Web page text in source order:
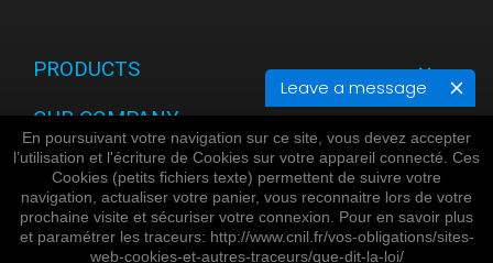
Leave a message
PRODUCTS
OUR COMPANY
YOUR ACCOUNT
STORE INFORMATION
En poursuivant votre navigation sur ce site, vous devez accepter
l’utilisation et l'écriture de Cookies sur votre appareil connecté. Ces
Cookies (petits fichiers texte) permettent de suivre votre
navigation, actualiser votre panier, vous reconnaitre lors de votre
prochaine visite et sécuriser votre connexion. Pour en savoir plus
et paramétrer les traceurs: http://www.cnil.fr/vos-obligations/sites-
web-cookies-et-autres-traceurs/que-dit-la-loi/